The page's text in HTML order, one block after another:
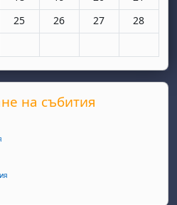
22 юни23 юни
сряда, 24 юни
Няма събития, четвъртък, 25 юни
25 Няма събития, петък, 26
26 Няма събития,
27 Няма
28
29 юни30 юни
на събития
на събития